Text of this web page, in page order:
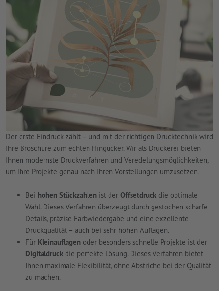
Der erste Eindruck zählt – und mit der richtigen Drucktechnik wird
Ihre Broschüre zum echten Hingucker. Wir als Druckerei bieten
Ihnen modernste Druckverfahren und Veredelungsmöglichkeiten,
um Ihre Projekte genau nach Ihren Vorstellungen umzusetzen.
Bei hohen Stückzahlen ist der Offsetdruck die optimale
Wahl. Dieses Verfahren überzeugt durch gestochen scharfe
Details, präzise Farbwiedergabe und eine exzellente
Druckqualität – auch bei sehr hohen Auflagen.
Für Kleinauflagen oder besonders schnelle Projekte ist der
Digitaldruck die perfekte Lösung. Dieses Verfahren bietet
Ihnen maximale Flexibilität, ohne Abstriche bei der Qualität
zu machen.